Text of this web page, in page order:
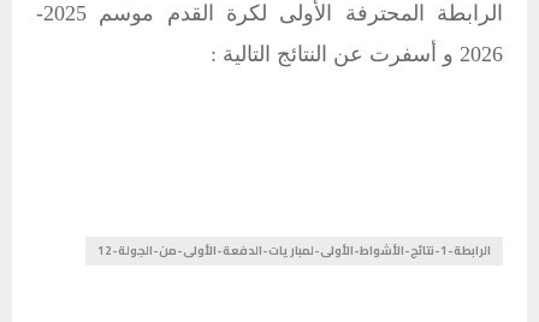
الرابطة المحترفة الأولى لكرة القدم موسم 2025-
2026 و أسفرت عن النتائج التالية :
الرابطة-1-نتائج-الأشواط-الأولى-لمباريات-الدفعة-الأولى-من-الجولة-12